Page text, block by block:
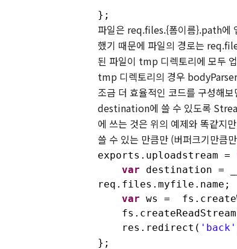
};
파일은 req.files.{폼이름}.path에
했기 때문에 파일의 경로는
된 파일이 tmp 디렉토리에 모두
tmp 디렉토리의 경우
조금 더 효율적인 코드를 구성해보
destination에 쓸 수 있도록
에 쓰는 것은 위의 예제와 똑같지만
쓸 수 있는 만큼만 (버퍼크기만큼만
exports.uploadstream =
var destination =
req.files.myfile.name;
var ws =
res.redirect( 'back'
};